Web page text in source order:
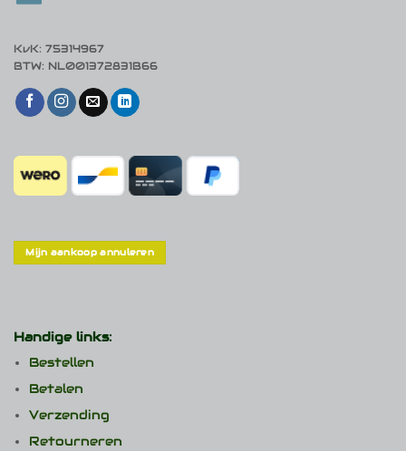
KvK: 75314967
BTW: NL001372831B66
Mijn aankoop annuleren
Handige links:
Bestellen
Betalen
Verzending
Retourneren